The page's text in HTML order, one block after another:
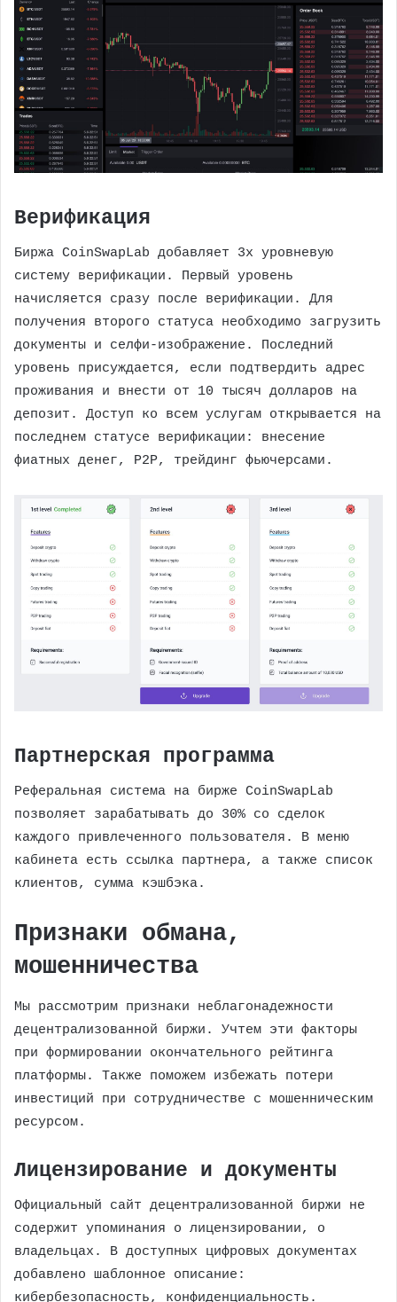
Верификация
Биржа CoinSwapLab добавляет 3х уровневую
систему верификации. Первый уровень
начисляется сразу после верификации. Для
получения второго статуса необходимо загрузить
документы и селфи-изображение. Последний
уровень присуждается, если подтвердить адрес
проживания и внести от 10 тысяч долларов на
депозит. Доступ ко всем услугам открывается на
последнем статусе верификации: внесение
фиатных денег, P2P, трейдинг фьючерсами.
Партнерская программа
Реферальная система на бирже CoinSwapLab
позволяет зарабатывать до 30% со сделок
каждого привлеченного пользователя. В меню
кабинета есть ссылка партнера, а также список
клиентов, сумма кэшбэка.
Признаки обмана,
мошенничества
Мы рассмотрим признаки неблагонадежности
децентрализованной биржи. Учтем эти факторы
при формировании окончательного рейтинга
платформы. Также поможем избежать потери
инвестиций при сотрудничестве с мошенническим
ресурсом.
Лицензирование и документы
Официальный сайт децентрализованной биржи не
содержит упоминания о лицензировании, о
владельцах. В доступных цифровых документах
добавлено шаблонное описание:
кибербезопасность, конфиденциальность.